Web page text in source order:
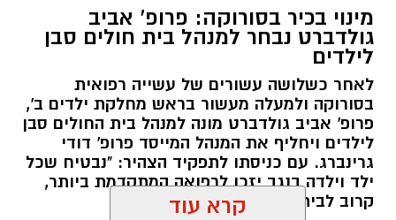
מינוי בכיר בסורוקה: פרופ' אביב
גולדברט נבחר למנהל בית חולים סבן
לילדים
לאחר כשלושה עשורים של עשייה רפואית
בסורוקה ולמעלה מעשור בראש מחלקת ילדים ב',
פרופ' אביב גולדברט מונה למנהל בית החולים סבן
לילדים ויחליף את המנהל המייסד פרופ' דודי
גרינברג. עם כניסתו לתפקיד הצהיר: "נבטיח שכל
ילד וילדה בנגב יזכו לרפואה המתקדמת ביותר,
קרוב לבית".
קרא עוד